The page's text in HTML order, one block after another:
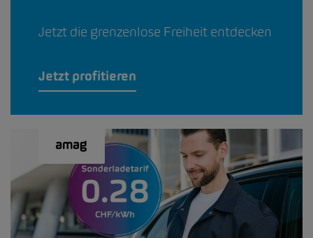
Jetzt die grenzenlose Freiheit entdecken
Jetzt profitieren